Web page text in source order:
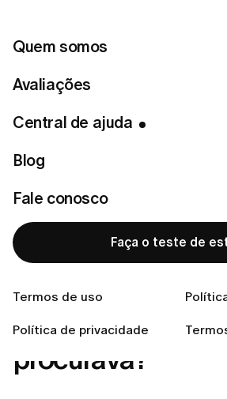
Quem somos
Avaliações
Central de ajuda
Blog
Fale conosco
Faça o teste de
Termos de uso
Política de privacidade
imediatamente?
Como cancelar a sua assinatura
Como cancelar a sua assinatura
Com que frequência serei cobrada
assinatura?
Não encontrou o
procurava?